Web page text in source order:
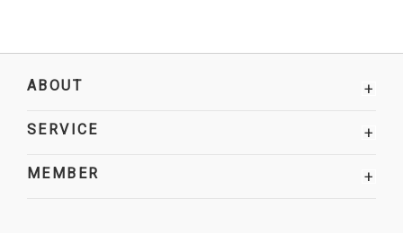
ABOUT +
SERVICE +
MEMBER +